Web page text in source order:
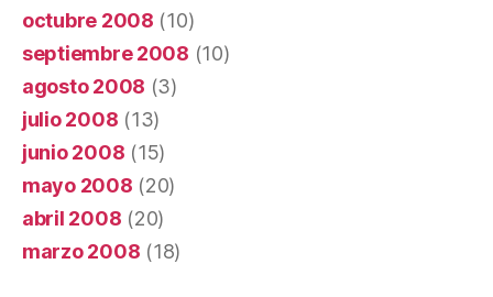
octubre 2008 (10)
septiembre 2008 (10)
agosto 2008 (3)
julio 2008 (13)
junio 2008 (15)
mayo 2008 (20)
abril 2008 (20)
marzo 2008 (18)